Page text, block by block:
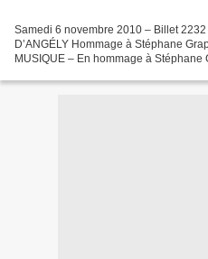
Samedi 6 novembre 2010 – Billet
D’ANGÉLY Hommage à Stéphane
MUSIQUE – En hommage à